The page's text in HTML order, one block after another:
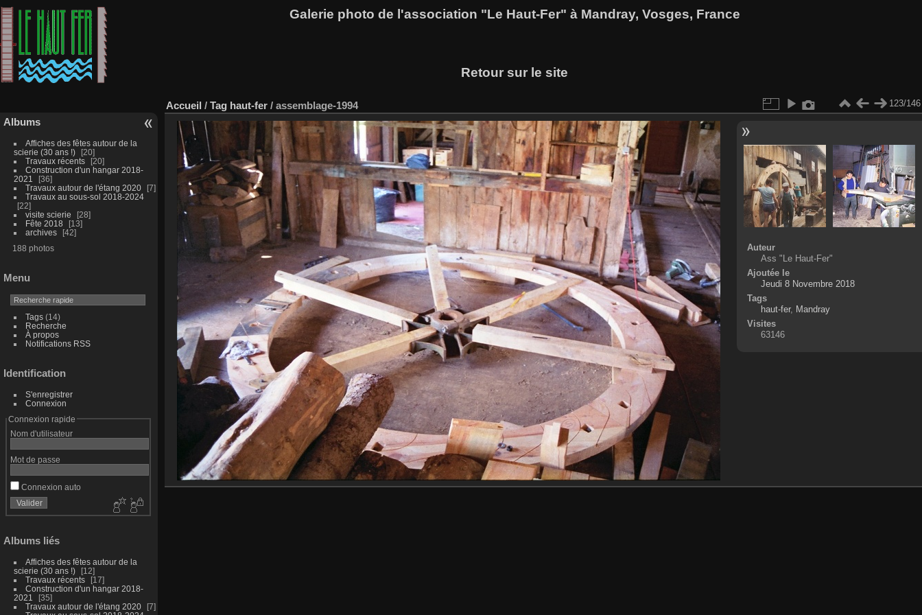
Galerie photo de l'association "Le Haut-Fer" à Mandray, Vosges, France
Retour sur le site
Albums
Affiches des fêtes autour de la
scierie (30 ans !)
20
Travaux récents
20
Construction d'un hangar 2018-
2021
36
Travaux autour de l'étang 2020
7
Travaux au sous-sol 2018-2024
22
visite scierie
28
Fête 2018
13
archives
42
188 photos
Menu
Tags(14)
Recherche
À propos
Notifications RSS
Identification
S'enregistrer
Connexion
Connexion rapide
Nom d'utilisateur
Mot de passe
Connexion auto
Albums liés
Affiches des fêtes autour de la
scierie (30 ans !)
12
Travaux récents
17
Construction d'un hangar 2018-
2021
35
Travaux autour de l'étang 2020
7
Accueil / Tag haut-fer / assemblage-1994 123/146
Auteur
Ass "Le Haut-Fer"
Ajoutée le
Jeudi 8 Novembre 2018
Tags
haut-fer, Mandray
Visites
63146